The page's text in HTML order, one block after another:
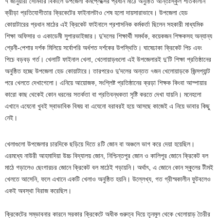
ক্রীড়া প্রতিযোগীতার ক্রিকেটের ফাইনালটাও শেষ হলো দায়সারাভাবে। উপজেলা হেড
কোয়াটারের প্রধান মাঠের এই ক্রিকেট ফাইনালে প্রশাসনিক কর্মকর্তা ছিলেন সহকারী মাধ্যমিক
শিক্ষা অফিসার ও একাডেমী সুপারভাইজার। দু’দলের শিক্ষার্থী সমর্থক, কয়েকজন শিক্ষকসহ অন্যান্য
শ্রেনী-পেশার দর্শক মিলিয়ে সর্বোপরি অর্ধশত দর্শকের উপস্থিতি। ঘাষেঢাকা ক্রিকেট পিচ এবং
পিচে বড়বড় গর্ত। খেলাটি ফাইনাল খেলা, খেলোয়াড়গুলো এই উপজেলারই দু’টি শিক্ষা প্রতিষ্ঠানের
অনুষ্ঠিত হচ্ছে উপজেলা হেড কোয়াটারে। তারপরেও দু’দলের অন্তত ৭জন খেলোয়াড়কে জিন্সপ্যান্ট
পরে খেলতে দেখাগেলো। এনিয়ে আয়োজক, সংশ্লিষ্ট প্রতিষ্ঠানের ক্রড়া শিক্ষক কিংবা আম্পায়ার
কারো কাছ থেকেই কোন ধরনের সতর্কতা বা প্রতিবন্ধকতা সৃষ্টি করতে দেখা যায়নি। মনেহলো
এখানে এযেনো খুবই স্বাভাবিক বিষয় বা এযেনো বরাবরই হয়ে আসছে কাজেই এ নিয়ে ভাবার কিছু
নেই।
খেলাগুলো উপজেলার চারদিকে ছড়িয়ে দিতে ৪টি জোন বা অঞ্চলে ভাগ করে দেয়া হয়েছিল।
এরমধ্যে নাউরী আহমাদিয়া উচ্চ বিদ্যালয় জোন, নিশ্চিন্তপুর জোন ও কালিপুর জোনে ক্রিকেট বল
মাঠে গড়ালেও ছেংগারচর জোনে ক্রিকেট বল মাঠেই গড়ায়নি। অর্থাৎ, এ জোনে কোন স্কুলের টীমই
খেলতে আসেনি, ফলে এখানে একটি খেলাও অনুষ্ঠিত হয়নি। উল্লেখ্য, গত গ্রীস্মকালীন ফুটবলেও
একই অবস্থা বিরাজ করেছিল।
ক্রিকেটের সম্ভাবনার কারনে সরকার ক্রিকেটে অধীক গুরুত্ব দিয়ে তৃনমূল থেকে খেলোয়াড় তৈরীর